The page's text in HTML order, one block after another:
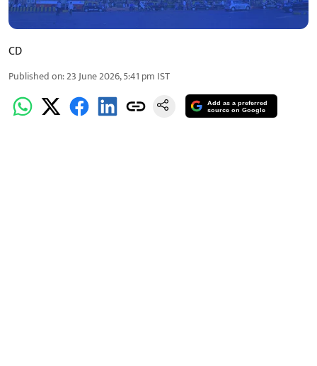
CD
Published on:23 June 2026, 5:41 pm IST
Add as a preferred
source on Google